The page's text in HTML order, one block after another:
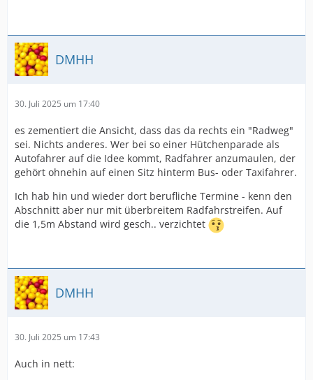
DMHH
30. Juli 2025 um 17:40
es zementiert die Ansicht, dass das da rechts ein "Radweg"
sei. Nichts anderes. Wer bei so einer Hütchenparade als
Autofahrer auf die Idee kommt, Radfahrer anzumaulen, der
gehört ohnehin auf einen Sitz hinterm Bus- oder Taxifahrer.
Ich hab hin und wieder dort berufliche Termine - kenn den
Abschnitt aber nur mit überbreitem Radfahrstreifen. Auf
die 1,5m Abstand wird gesch.. verzichtet
DMHH
30. Juli 2025 um 17:43
Auch in nett: